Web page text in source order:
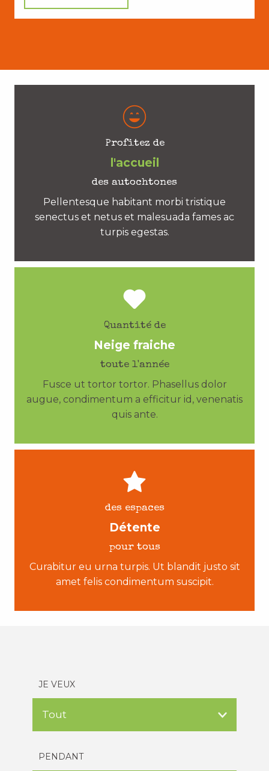
Profitez de
l'accueil
des autochtones
Pellentesque habitant morbi tristique
senectus et netus et malesuada fames ac
turpis egestas.
Quantité de
Neige fraiche
toute l'année
Fusce ut tortor tortor. Phasellus dolor
augue, condimentum a efficitur id, venenatis
quis ante.
des espaces
Détente
pour tous
Curabitur eu urna turpis. Ut blandit justo sit
amet felis condimentum suscipit.
JE VEUX
PENDANT